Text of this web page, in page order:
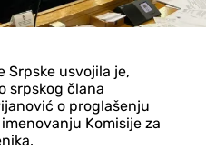
Srpske usvojila je,
srpskog člana
o proglašenju
Komisije za